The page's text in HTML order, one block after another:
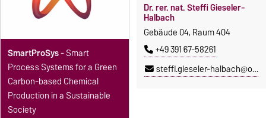
Dr. rer. nat. Steffi Gieseler-
Halbach
Gebäude 04, Raum 404
+49 391 67-58261
steffi.gieseler-halbach@ovgu.de
SmartProSys- Smart
Process Systems for a Green
Carbon-based Chemical
Production in a Sustainable
Society